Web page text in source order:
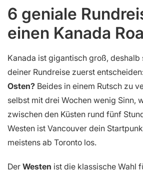
6 geniale
einen Kanada
Kanada ist gigantisch groß,
deiner Rundreise zuerst entscheiden:
Osten? Beides in einem Rutsch zu
selbst mit drei Wochen wenig Sinn,
zwischen den Küsten rund fünf
Westen ist Vancouver dein
meistens ab Toronto los.
Der Westen ist die klassische Wahl